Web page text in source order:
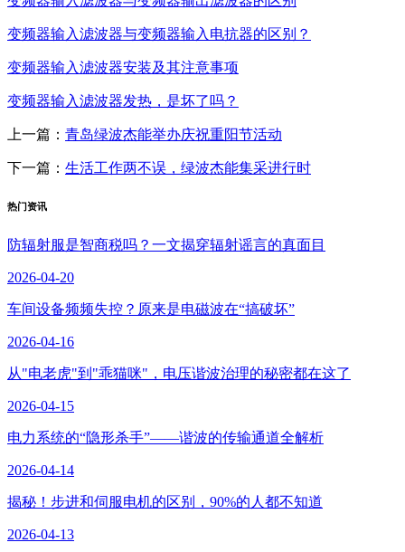
变频器输入滤波器与变频器输入电抗器的区别？
变频器输入滤波器安装及其注意事项
变频器输入滤波器发热，是坏了吗？
上一篇： 青岛绿波杰能举办庆祝重阳节活动
下一篇： 生活工作两不误，绿波杰能集采进行时
热门资讯
防辐射服是智商税吗？一文揭穿辐射谣言的真面目
2026-04-20
车间设备频频失控？原来是电磁波在“搞破坏”
2026-04-16
从"电老虎"到"乖猫咪"，电压谐波治理的秘密都在这了
2026-04-15
电力系统的“隐形杀手”——谐波的传输通道全解析
2026-04-14
揭秘！步进和伺服电机的区别，90%的人都不知道
2026-04-13